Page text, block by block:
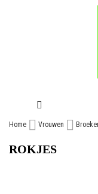
GA
DE
Home Vrouwen
ROKJES